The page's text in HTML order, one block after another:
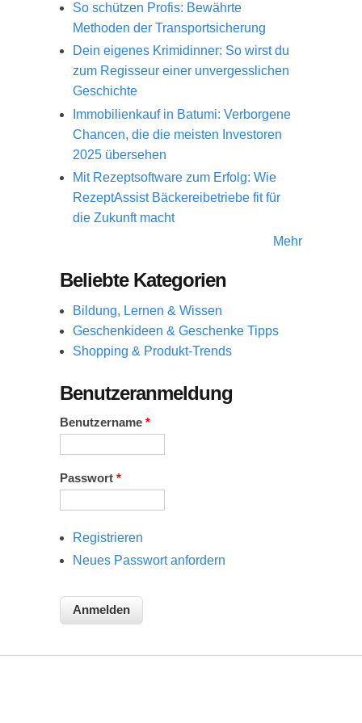
So schützen Profis: Bewährte
Methoden der Transportsicherung
Dein eigenes Krimidinner: So wirst du
zum Regisseur einer unvergesslichen
Geschichte
Immobilienkauf in Batumi: Verborgene
Chancen, die die meisten Investoren
2025 übersehen
Mit Rezeptsoftware zum Erfolg: Wie
RezeptAssist Bäckereibetriebe fit für
die Zukunft macht
Mehr
Beliebte Kategorien
Bildung, Lernen & Wissen
Geschenkideen & Geschenke Tipps
Shopping & Produkt-Trends
Benutzeranmeldung
Benutzername *
Passwort *
Registrieren
Neues Passwort anfordern